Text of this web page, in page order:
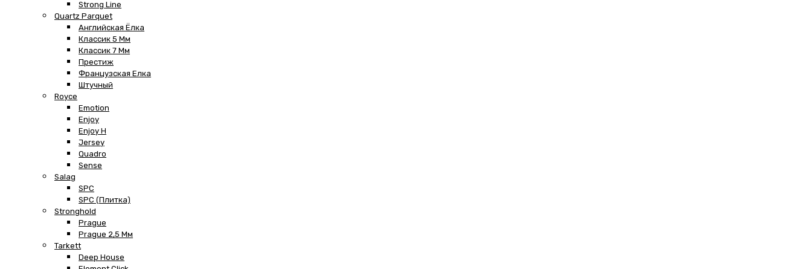
Strong Line
Quartz Parquet
Английская Ёлка
Классик 5 Мм
Классик 7 Мм
Престиж
Французская Елка
Штучный
Royce
Emotion
Enjoy
Enjoy H
Jersey
Quadro
Sense
Salag
SPC
SPC (плитка)
Stronghold
Prague
Prague 2,5 Мм
Tarkett
Deep House